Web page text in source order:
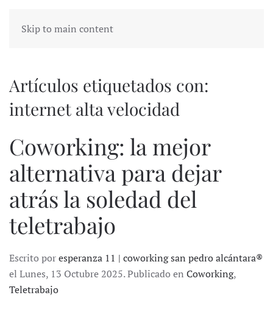
Skip to main content
Artículos etiquetados con:
internet alta velocidad
Coworking: la mejor
alternativa para dejar
atrás la soledad del
teletrabajo
Escrito poresperanza 11 | coworking san pedro alcántara®
el Lunes, 13 Octubre 2025. Publicado en Coworking,
Teletrabajo